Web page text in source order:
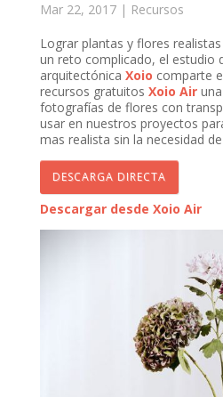
Mar 22, 2017| Recursos
Lograr plantas y flores
un reto complicado, el estudio
arquitectónica Xoio comparte
recursos gratuitos Xoio Air
fotografías de flores con
usar en nuestros proyectos
mas realista sin la necesidad
DESCARGA DIRECTA
Descargar desde Xoio Air